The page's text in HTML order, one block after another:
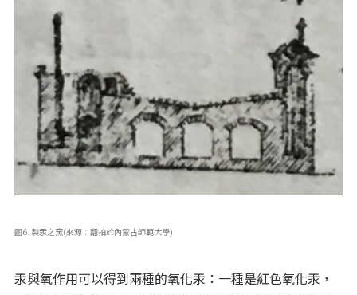
圖6. 製汞之窯(來源：翻拍於內蒙古師範大學)
汞與氧作用可以得到兩種的氧化汞：一種是紅色氧化汞，